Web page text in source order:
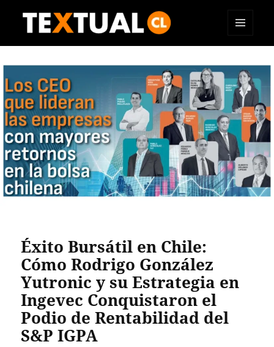
Éxito Bursátil en Chile:
Cómo Rodrigo González
Yutronic y su Estrategia en
Ingevec Conquistaron el
Podio de Rentabilidad del
S&P IGPA